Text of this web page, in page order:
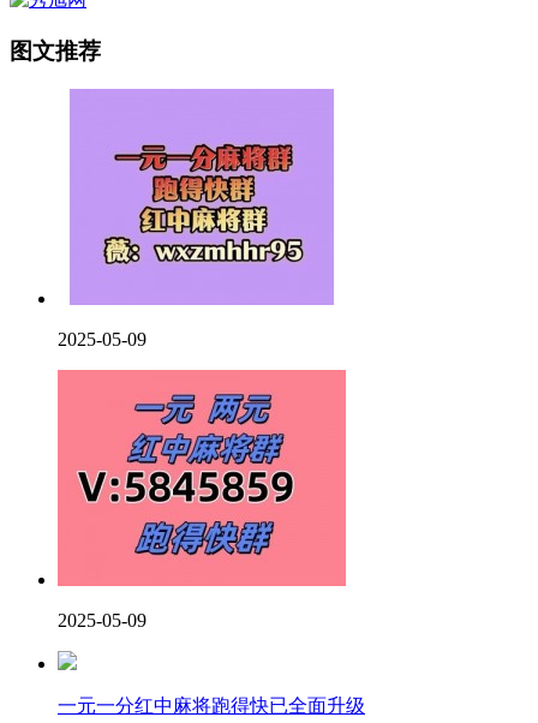
图文推荐
2025-05-09
2025-05-09
一元一分红中麻将跑得快已全面升级